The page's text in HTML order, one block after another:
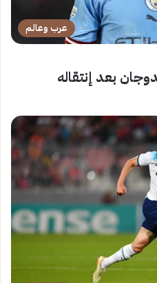
عرب وعالم
بعد إنتقاله